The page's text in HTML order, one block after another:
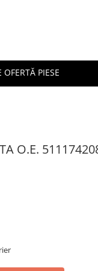
OFERTĂ PIESE
O.E.